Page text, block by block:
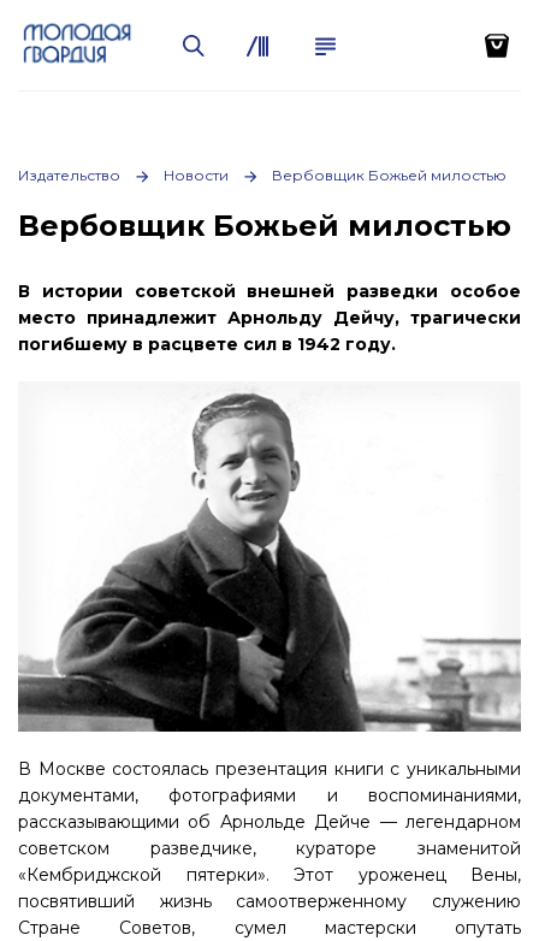
Издательство Новости Вербовщик Божьей милостью
Вербовщик Божьей милостью
В истории советской внешней разведки особое
место принадлежит Арнольду Дейчу, трагически
погибшему в расцвете сил в 1942 году.
В Москве состоялась презентация книги с уникальными
документами, фотографиями и воспоминаниями,
рассказывающими об Арнольде Дейче — легендарном
советском разведчике, кураторе знаменитой
«Кембриджской пятерки». Этот уроженец Вены,
посвятивший жизнь самоотверженному служению
Стране Советов, сумел мастерски опутать